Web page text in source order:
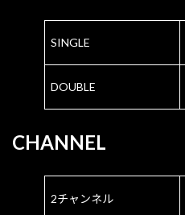
SINGLE
DOUBLE
CHANNEL
2チャンネル